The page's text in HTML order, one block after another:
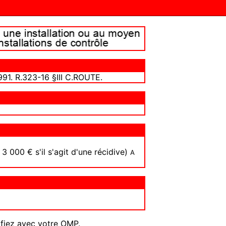
R.323-16 §III C.ROUTE.
000 € s'il s'agit d'une récidive) A
avec votre OMP.